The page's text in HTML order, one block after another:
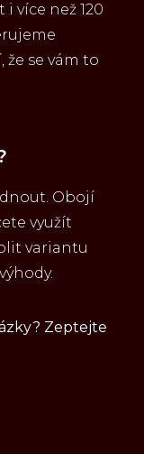
více než 120
se vám to
Obojí
využít
variantu
Zeptejte